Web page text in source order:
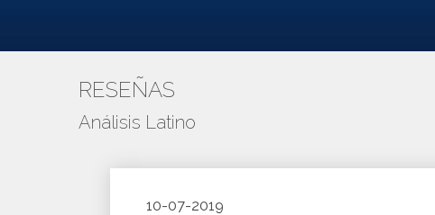
RESEÑAS
Análisis Latino
10-07-2019